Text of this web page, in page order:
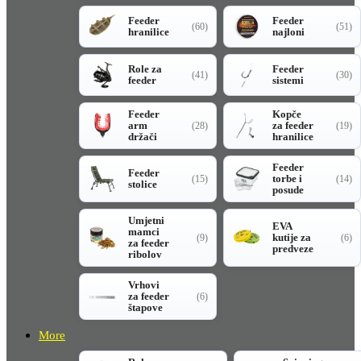
Feeder
hranilice
(60)
Feeder
najloni
(51)
Role za
feeder
(41)
Feeder
sistemi
(30)
Feeder
arm
držači
(28)
Kopče
za feeder
hranilice
(19)
Feeder
stolice
(15)
Feeder
torbe i
posude
(14)
Umjetni
mamci
za feeder
ribolov
(9)
EVA
kutije za
predveze
(6)
Vrhovi
za feeder
štapove
(6)
More